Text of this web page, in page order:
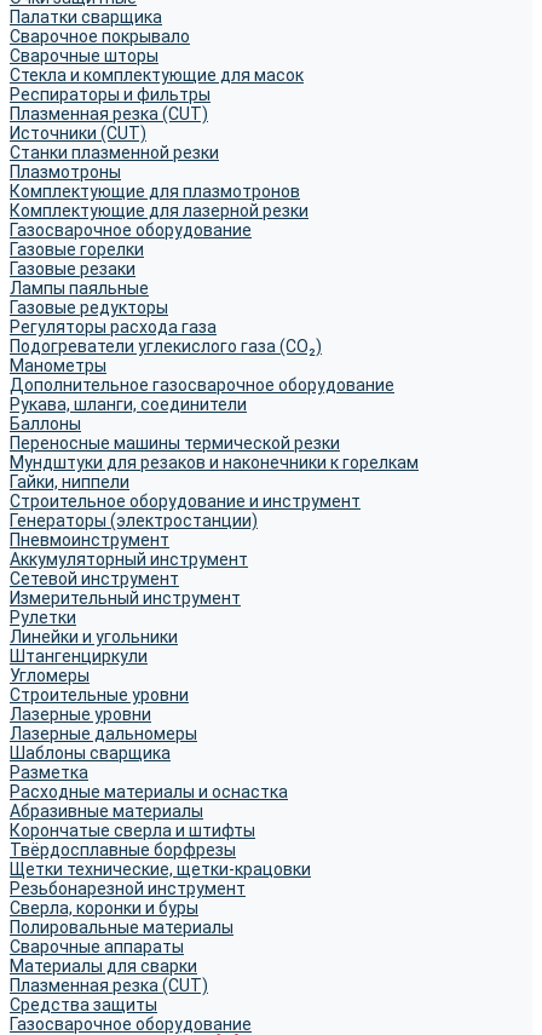
Палатки сварщика
Сварочное покрывало
Сварочные шторы
Стекла и комплектующие для масок
Респираторы и фильтры
Плазменная резка (CUT)
Источники (CUT)
Станки плазменной резки
Плазмотроны
Комплектующие для плазмотронов
Комплектующие для лазерной резки
Газосварочное оборудование
Газовые горелки
Газовые резаки
Лампы паяльные
Газовые редукторы
Регуляторы расхода газа
Подогреватели углекислого газа (CO₂)
Манометры
Дополнительное газосварочное оборудование
Рукава, шланги, соединители
Баллоны
Переносные машины термической резки
Мундштуки для резаков и наконечники к горелкам
Гайки, ниппели
Строительное оборудование и инструмент
Генераторы (электростанции)
Пневмоинструмент
Аккумуляторный инструмент
Сетевой инструмент
Измерительный инструмент
Рулетки
Линейки и угольники
Штангенциркули
Угломеры
Строительные уровни
Лазерные уровни
Лазерные дальномеры
Шаблоны сварщика
Разметка
Расходные материалы и оснастка
Абразивные материалы
Корончатые сверла и штифты
Твёрдосплавные борфрезы
Щетки технические, щетки-крацовки
Резьбонарезной инструмент
Сверла, коронки и буры
Полировальные материалы
Сварочные аппараты
Материалы для сварки
Плазменная резка (CUT)
Средства защиты
Газосварочное оборудование